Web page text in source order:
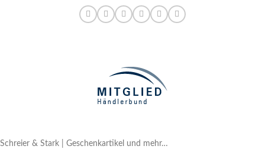
Schreier & Stark | Geschenkartikel und mehr…